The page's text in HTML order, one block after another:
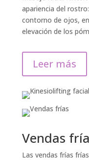
apariencia del
contorno de ojos,
elevación de los
Leer más
Vendas
Las vendas frías